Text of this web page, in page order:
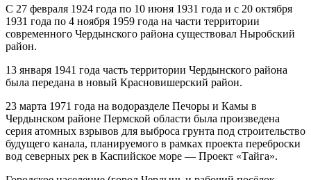
С 27 февраля 1924 года по 10 июня 1931 года и с 20 октября
1931 года по 4 ноября 1959 года на части территории
современного Чердынского района существовал Ныробский
район.
13 января 1941 года часть территории Чердынского района
была передана в новый Красновишерский район.
23 марта 1971 года на водоразделе Печоры и Камы в
Чердынском районе Пермской области была произведена
серия атомных взрывов для выброса грунта под строительство
будущего канала, планируемого в рамках проекта переброски
вод северных рек в Каспийское море — Проект «Тайга».